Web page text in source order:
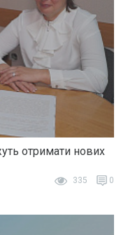
отримати нових
335 0